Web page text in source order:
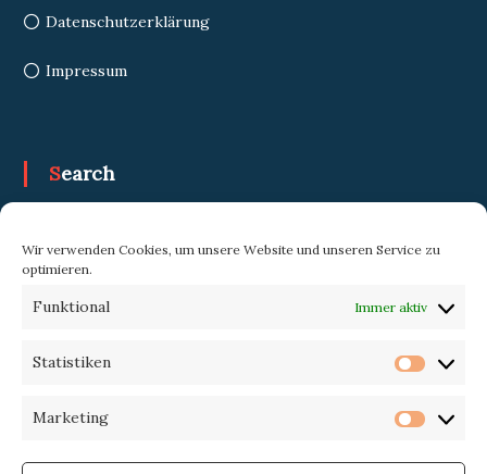
Wir verwenden Cookies, um unsere Website und unseren Service zu
optimieren.
Funktional Immer aktiv
Statistiken
Marketing
Datenschutzerklärung
Impressum
Search
for: